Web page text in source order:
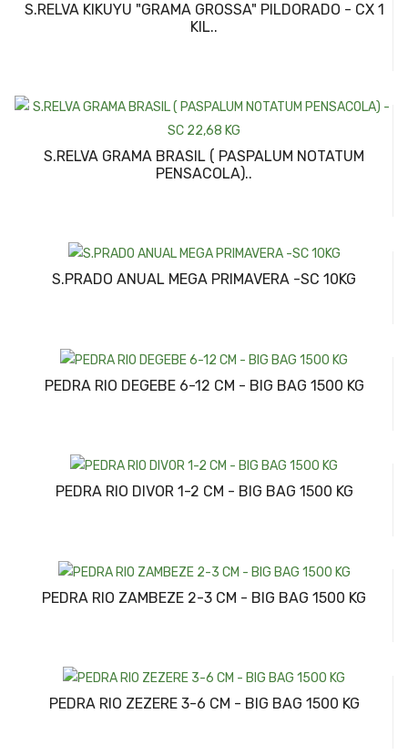
S.RELVA KIKUYU "GRAMA GROSSA" PILDORADO - CX 1
KIL..
S.RELVA GRAMA BRASIL ( PASPALUM NOTATUM
PENSACOLA)..
S.PRADO ANUAL MEGA PRIMAVERA -SC 10KG
PEDRA RIO DEGEBE 6-12 CM - BIG BAG 1500 KG
PEDRA RIO DIVOR 1-2 CM - BIG BAG 1500 KG
PEDRA RIO ZAMBEZE 2-3 CM - BIG BAG 1500 KG
PEDRA RIO ZEZERE 3-6 CM - BIG BAG 1500 KG